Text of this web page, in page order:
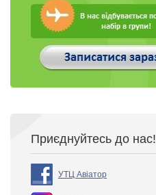
Приєднуйтесь до нас!
УТЦ Авіатор